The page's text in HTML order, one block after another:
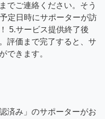
でご連絡ください。そう
定日時にサポーターが訪
5.サービス提供終了後
評価まで完了すると、サ
できます。
済み」のサポーターがお